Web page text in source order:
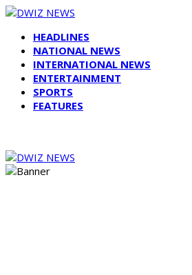
HEADLINES
NATIONAL NEWS
INTERNATIONAL NEWS
ENTERTAINMENT
SPORTS
FEATURES